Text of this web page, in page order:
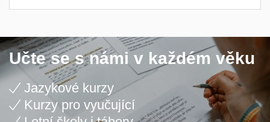
Učte se s námi v každém věku
Jazykové kurzy
Kurzy pro vyučující